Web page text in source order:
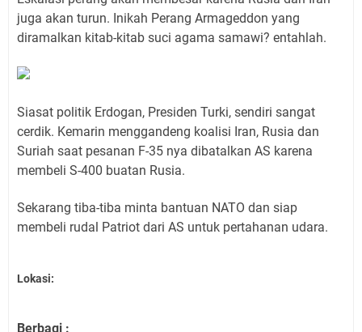
juga akan turun. Inikah Perang Armageddon yang
diramalkan kitab-kitab suci agama samawi? entahlah.
Siasat politik Erdogan, Presiden Turki, sendiri sangat
cerdik. Kemarin menggandeng koalisi Iran, Rusia dan
Suriah saat pesanan F-35 nya dibatalkan AS karena
membeli S-400 buatan Rusia.
Sekarang tiba-tiba minta bantuan NATO dan siap
membeli rudal Patriot dari AS untuk pertahanan udara.
Lokasi:
Berbagi :